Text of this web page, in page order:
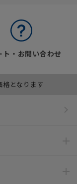
ト・お問い合わせ
となります